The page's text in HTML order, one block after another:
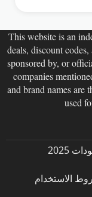
This website is an
deals, discount
sponsored by, or
companies
and brand names are
used
الاستخدام